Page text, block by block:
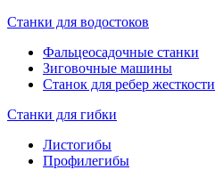
Станки для водостоков
Фальцеосадочные станки
Зиговочные машины
Станок для ребер жесткости
Станки для гибки
Листогибы
Профилегибы